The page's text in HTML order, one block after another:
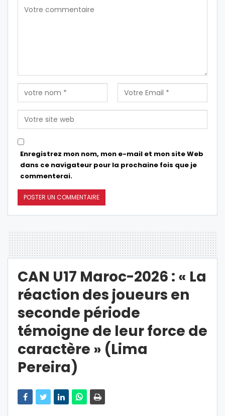
Enregistrez mon nom, mon e-mail et mon site Web
dans ce navigateur pour la prochaine fois que je
commenterai.
CAN U17 Maroc-2026 : « La
réaction des joueurs en
seconde période
témoigne de leur force de
caractère » (Lima
Pereira)